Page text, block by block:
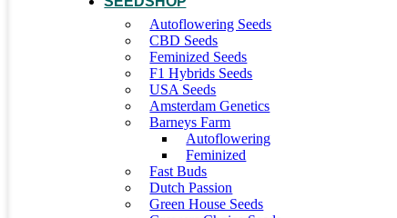
Autoflowering Seeds
CBD Seeds
Feminized Seeds
F1 Hybrids Seeds
USA Seeds
Amsterdam Genetics
Barneys Farm
Autoflowering
Feminized
Fast Buds
Dutch Passion
Green House Seeds